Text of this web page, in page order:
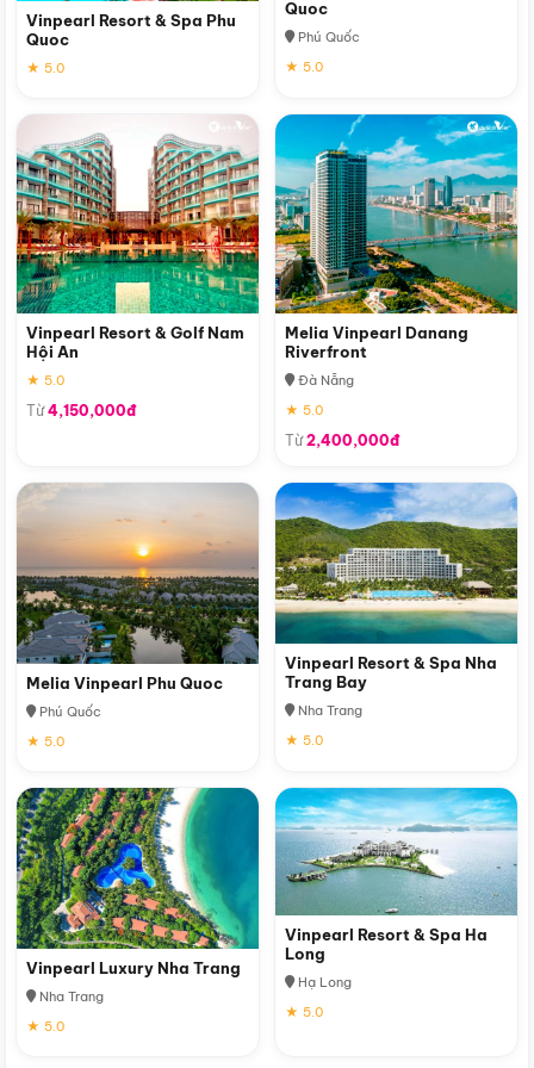
Vinpearl Resort & Spa Phu
Quoc
★ 5.0
Quoc
Phú Quốc
★ 5.0
Vinpearl Resort & Golf Nam
Hội An
★ 5.0
Từ4,150,000đ
Melia Vinpearl Danang
Riverfront
Đà Nẵng
★ 5.0
Từ2,400,000đ
Melia Vinpearl Phu Quoc
Phú Quốc
★ 5.0
Vinpearl Resort & Spa Nha
Trang Bay
Nha Trang
★ 5.0
Vinpearl Luxury Nha Trang
Nha Trang
★ 5.0
Vinpearl Resort & Spa Ha
Long
Hạ Long
★ 5.0